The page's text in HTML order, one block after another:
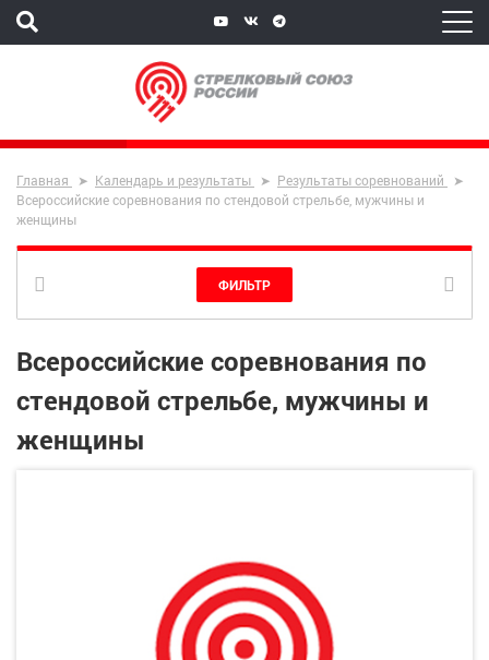
Главная Календарь и результаты
Результаты соревнований
Всероссийские соревнования по стендовой стрельбе, мужчины и
женщины
ФИЛЬТР
Всероссийские соревнования по
стендовой стрельбе, мужчины и
женщины